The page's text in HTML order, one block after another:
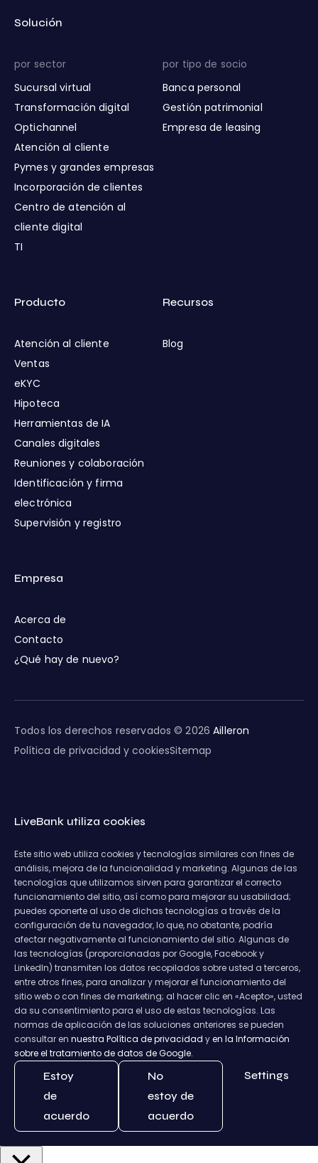
Solución
por sector
Sucursal virtual
Transformación digital
Optichannel
Atención al cliente
Pymes y grandes empresas
Incorporación de clientes
Centro de atención al
cliente digital
TI
por tipo de socio
Banca personal
Gestión patrimonial
Empresa de leasing
Producto
Atención al cliente
Ventas
eKYC
Hipoteca
Herramientas de IA
Canales digitales
Reuniones y colaboración
Identificación y firma
electrónica
Supervisión y registro
Recursos
Blog
Empresa
Acerca de
Contacto
¿Qué hay de nuevo?
Todos los derechos reservados © 2026Ailleron
Política de privacidad y cookiesSitemap
LiveBank utiliza cookies
Este sitio web utiliza cookies y tecnologías similares con fines de
análisis, mejora de la funcionalidad y marketing. Algunas de las
tecnologías que utilizamos sirven para garantizar el correcto
funcionamiento del sitio, así como para mejorar su usabilidad;
puedes oponerte al uso de dichas tecnologías a través de la
configuración de tu navegador, lo que, no obstante, podría
afectar negativamente al funcionamiento del sitio. Algunas de
las tecnologías (proporcionadas por Google, Facebook y
LinkedIn) transmiten los datos recopilados sobre usted a terceros,
entre otros fines, para analizar y mejorar el funcionamiento del
sitio web o con fines de marketing; al hacer clic en «Acepto», usted
da su consentimiento para el uso de estas tecnologías. Las
normas de aplicación de las soluciones anteriores se pueden
consultar en nuestra Política de privacidad yen la Información
sobre el tratamiento de datos de Google.
Estoy
de
acuerdo
No
estoy de
acuerdo
Settings